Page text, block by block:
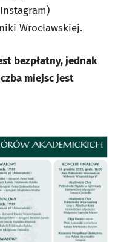
Wrocławskiej.
bezpłatny, jednak
miejsc jest